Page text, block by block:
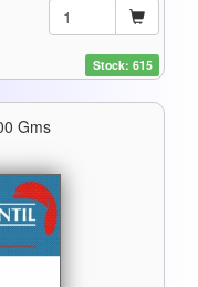
Stock: 615
Gms